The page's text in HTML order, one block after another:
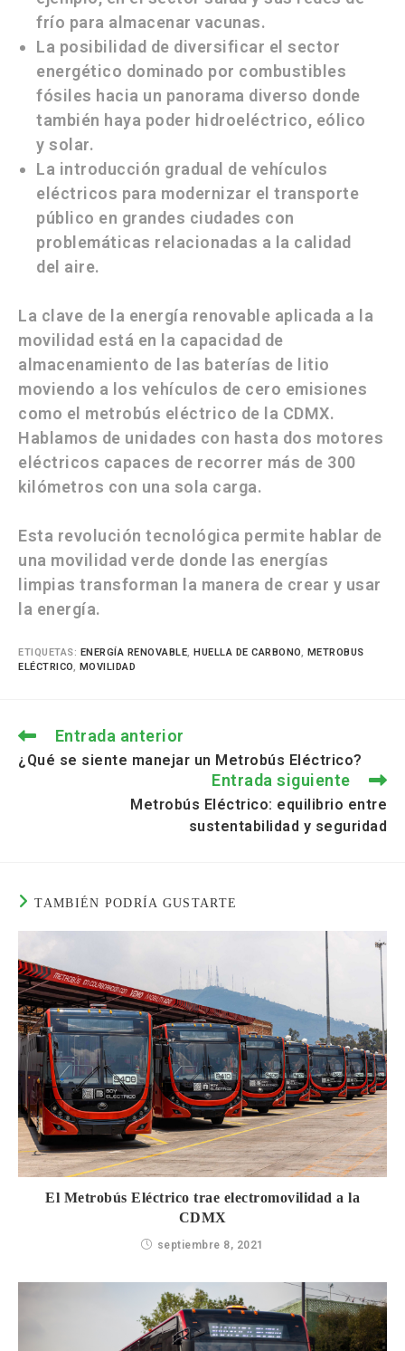
frío para almacenar vacunas.
La posibilidad de diversificar el sector
energético dominado por combustibles
fósiles hacia un panorama diverso donde
también haya poder hidroeléctrico, eólico
y solar.
La introducción gradual de vehículos
eléctricos para modernizar el transporte
público en grandes ciudades con
problemáticas relacionadas a la calidad
del aire.
La clave de la energía renovable aplicada a la
movilidad está en la capacidad de
almacenamiento de las baterías de litio
moviendo a los vehículos de cero emisiones
como el metrobús eléctrico de la CDMX.
Hablamos de unidades con hasta dos motores
eléctricos capaces de recorrer más de 300
kilómetros con una sola carga.
Esta revolución tecnológica permite hablar de
una movilidad verde donde las energías
limpias transforman la manera de crear y usar
la energía.
ETIQUETAS: ENERGÍA RENOVABLE, HUELLA DE CARBONO, METROBUS
ELÉCTRICO, MOVILIDAD
Entrada anterior
¿Qué se siente manejar un Metrobús Eléctrico?
Entrada siguiente
Metrobús Eléctrico: equilibrio entre
sustentabilidad y seguridad
TAMBIÉN PODRÍA GUSTARTE
El Metrobús Eléctrico trae electromovilidad a la
CDMX
septiembre 8, 2021